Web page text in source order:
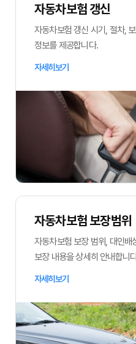
자동차보험 갱신
자동차보험 갱신 시기, 절차,
정보를 제공합니다.
자세히보기
자동차보험 보장범위
자동차보험 보장 범위, 대인배
보장 내용을 상세히 안내합니
자세히보기